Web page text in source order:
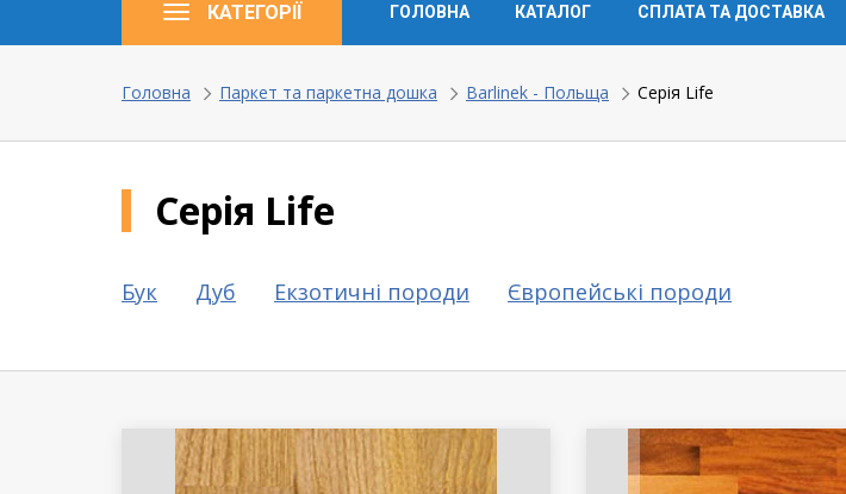
КАТЕГОРІЇ ГОЛОВНА КАТАЛОГ СПЛАТА ТА ДОСТАВКА
Головна Паркет та паркетна дошка Barlinek - Польща Серія Life
Серія Life
Бук Дуб Екзотичні породи Європейські породи
Алюмінієві вікна
Балкони ”під ключ”
Двері міжкімнатні
Паркет та паркетна дошка